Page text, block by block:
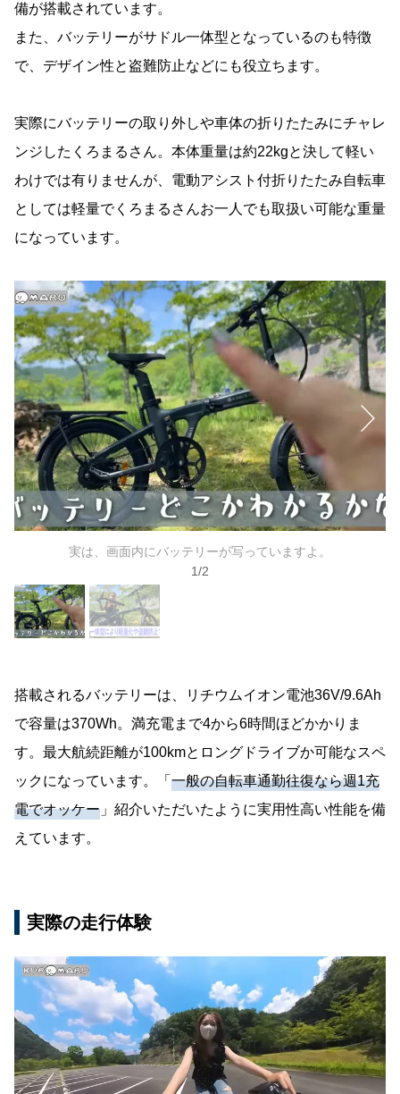
備が搭載されています。
また、バッテリーがサドル一体型となっているのも特徴
で、デザイン性と盗難防止などにも役立ちます。
実際にバッテリーの取り外しや車体の折りたたみにチャレ
ンジしたくろまるさん。本体重量は約22kgと決して軽い
わけでは有りませんが、電動アシスト付折りたたみ自転車
としては軽量でくろまるさんお一人でも取扱い可能な重量
になっています。
実は、画面内にバッテリーが写っていますよ。
1/2
搭載されるバッテリーは、リチウムイオン電池36V/9.6Ah
で容量は370Wh。満充電まで4から6時間ほどかかりま
す。最大航続距離が100kmとロングドライブか可能なスペ
ックになっています。「 一般の自転車通勤往復なら週1充
電でオッケー 」紹介いただいたように実用性高い性能を備
えています。
実際の走行体験